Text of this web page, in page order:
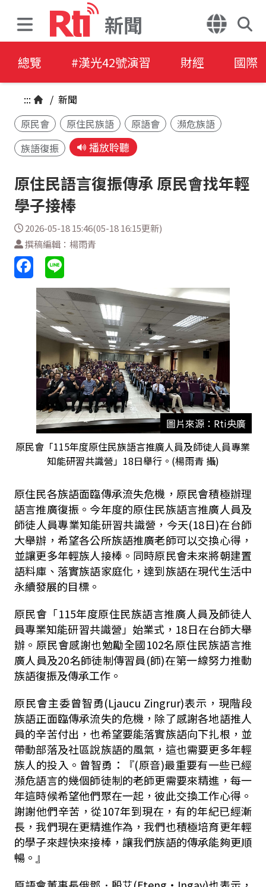
新聞
總覽 #漢光42號演習 財經 國際
::: / 新聞
原民會
原住民族語 原語會
瀕危族語
族語復振
播放聆聽
原住民語言復振傳承 原民會找年輕
學子接棒
2026-05-18 15:46(05-18 16:15更新)
撰稿編輯：楊雨青
圖片來源：Rti央廣
原民會「115年度原住民族語言推廣人員及師徒人員專業
知能研習共識營」18日舉行。(楊雨青 攝)
原住民各族語面臨傳承流失危機，原民會積極辦理
語言推廣復振。今年度的原住民族語言推廣人員及
師徒人員專業知能研習共識營，今天(18日)在台師
大舉辦，希望各公所族語推廣老師可以交換心得，
並讓更多年輕族人接棒。同時原民會未來將朝建置
語料庫、落實族語家庭化，達到族語在現代生活中
永續發展的目標。
原民會「115年度原住民族語言推廣人員及師徒人
員專業知能研習共識營」始業式，18日在台師大舉
辦。原民會感謝也勉勵全國102名原住民族語言推
廣人員及20名師徒制傳習員(師)在第一線努力推動
族語復振及傳承工作。
原民會主委曾智勇(Ljaucu Zingrur)表示，現階段
族語正面臨傳承流失的危機，除了感謝各地語推人
員的辛苦付出，也希望要能落實族語向下扎根，並
帶動部落及社區說族語的風氣，這也需要更多年輕
族人的投入。曾智勇：『(原音)最重要有一些已經
瀕危語言的幾個師徒制的老師更需要來精進，每一
年這時候希望他們聚在一起，彼此交換工作心得。
謝謝他們辛苦，從107年到現在，有的年紀已經漸
長，我們現在更精進作為，我們也積極培育更年輕
的學子來趕快來接棒，讓我們族語的傳承能夠更順
暢。』